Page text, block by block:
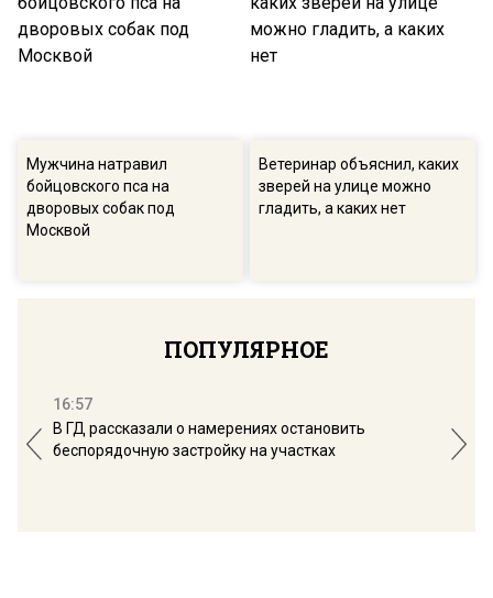
Мужчина натравил
бойцовского пса на
дворовых собак под
Москвой
Ветеринар объяснил, каких
зверей на улице можно
гладить, а каких нет
ПОПУЛЯРНОЕ
16:57
В ГД рассказали о намерениях остановить
беспорядочную застройку на участках